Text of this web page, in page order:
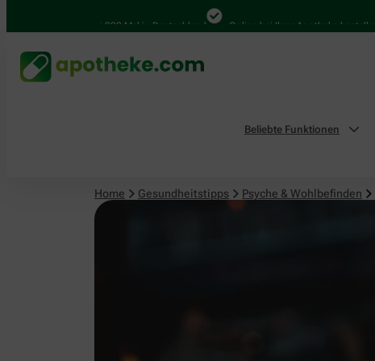
4.000 Mal in Deutschland Online bei Ihrer Apotheke bestellen
Beliebte Funktionen
Home Gesundheitstipps Psyche & Wohlbefinden
Psyche & Wohlbefinden